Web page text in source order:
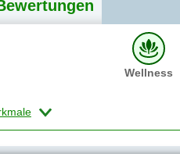
en
Wellness